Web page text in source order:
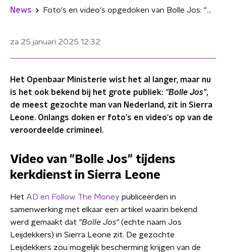
News Foto's en video's opgedoken van Bolle Jos: "Hij zit in Sierra Leone"
za 25 januari 2025 12:32
Het Openbaar Ministerie wist het al langer, maar nu
is het ook bekend bij het grote publiek: "Bolle Jos",
de meest gezochte man van Nederland, zit in Sierra
Leone. Onlangs doken er foto's en video's op van de
veroordeelde crimineel.
Video van "Bolle Jos" tijdens
kerkdienst in Sierra Leone
Het AD en Follow The Money publiceerden in
samenwerking met elkaar een artikel waarin bekend
werd gemaakt dat "Bolle Jos"(echte naam Jos
Leijdekkers) in Sierra Leone zit. De gezochte
Leijdekkers zou mogelijk bescherming krijgen van de